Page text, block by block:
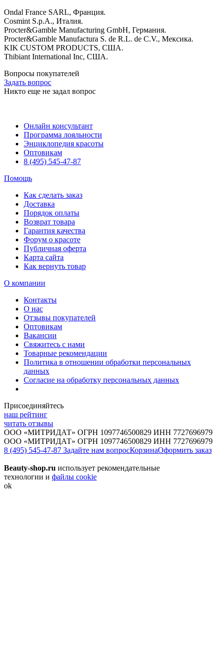
Ondal France SARL, Франция.
Cosmint S.p.A., Италия.
Procter&Gamble Manufacturing GmbH, Германия.
Procter&Gamble Manufacturа S. de R.L. de C.V., Мексика.
KIK CUSTOM PRODUCTS, США.
Thibiant International Inc, США.
Вопросы покупателей
Задать вопрос
Никто еще не задал вопрос
Онлайн консультант
Программа лояльности
Энциклопедия красоты
Оптовикам
8 (495) 545-47-87
Помощь
Как сделать заказ
Доставка
Порядок оплаты
Возврат товара
Гарантия качества
Форум о красоте
Публичная оферта
Карта сайта
Как вернуть товар
О компании
Контакты
О нас
Отзывы покупателей
Оптовикам
Вакансии
Свяжитесь с нами
Товарные рекомендации
Политика в отношении обработки персональных
данных
Согласие на обработку персональных данных
Присоединяйтесь
наш рейтинг
читать отзывы
ООО «МИТРИДАТ» ОГРН 1097746500829 ИНН 7727696979
ООО «МИТРИДАТ» ОГРН 1097746500829 ИНН 7727696979
8 (495) 545-47-87 Задайте нам вопросКорзинаОформить заказ
Beauty-shop.ru использует рекомендательные
технологии и файлы cookie
ok